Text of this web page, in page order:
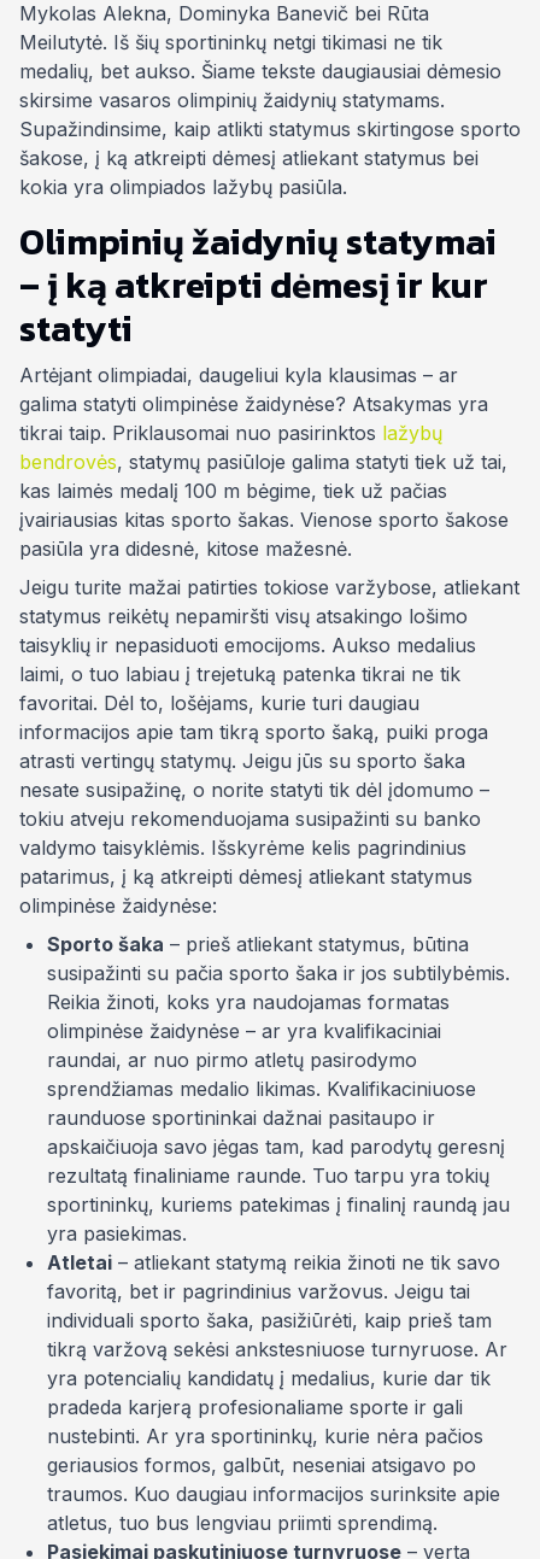
Mykolas Alekna, Dominyka Banevič bei Rūta
Meilutytė. Iš šių sportininkų netgi tikimasi ne tik
medalių, bet aukso. Šiame tekste daugiausiai dėmesio
skirsime vasaros olimpinių žaidynių statymams.
Supažindinsime, kaip atlikti statymus skirtingose sporto
šakose, į ką atkreipti dėmesį atliekant statymus bei
kokia yra olimpiados lažybų pasiūla.
Olimpinių žaidynių statymai
– į ką atkreipti dėmesį ir kur
statyti
Artėjant olimpiadai, daugeliui kyla klausimas – ar
galima statyti olimpinėse žaidynėse? Atsakymas yra
tikrai taip. Priklausomai nuo pasirinktos lažybų
bendrovės, statymų pasiūloje galima statyti tiek už tai,
kas laimės medalį 100 m bėgime, tiek už pačias
įvairiausias kitas sporto šakas. Vienose sporto šakose
pasiūla yra didesnė, kitose mažesnė.
Jeigu turite mažai patirties tokiose varžybose, atliekant
statymus reikėtų nepamiršti visų atsakingo lošimo
taisyklių ir nepasiduoti emocijoms. Aukso medalius
laimi, o tuo labiau į trejetuką patenka tikrai ne tik
favoritai. Dėl to, lošėjams, kurie turi daugiau
informacijos apie tam tikrą sporto šaką, puiki proga
atrasti vertingų statymų. Jeigu jūs su sporto šaka
nesate susipažinę, o norite statyti tik dėl įdomumo –
tokiu atveju rekomenduojama susipažinti su banko
valdymo taisyklėmis. Išskyrėme kelis pagrindinius
patarimus, į ką atkreipti dėmesį atliekant statymus
olimpinėse žaidynėse:
Sporto šaka – prieš atliekant statymus, būtina
susipažinti su pačia sporto šaka ir jos subtilybėmis.
Reikia žinoti, koks yra naudojamas formatas
olimpinėse žaidynėse – ar yra kvalifikaciniai
raundai, ar nuo pirmo atletų pasirodymo
sprendžiamas medalio likimas. Kvalifikaciniuose
raunduose sportininkai dažnai pasitaupo ir
apskaičiuoja savo jėgas tam, kad parodytų geresnį
rezultatą finaliniame raunde. Tuo tarpu yra tokių
sportininkų, kuriems patekimas į finalinį raundą jau
yra pasiekimas.
Atletai – atliekant statymą reikia žinoti ne tik savo
favoritą, bet ir pagrindinius varžovus. Jeigu tai
individuali sporto šaka, pasižiūrėti, kaip prieš tam
tikrą varžovą sekėsi ankstesniuose turnyruose. Ar
yra potencialių kandidatų į medalius, kurie dar tik
pradeda karjerą profesionaliame sporte ir gali
nustebinti. Ar yra sportininkų, kurie nėra pačios
geriausios formos, galbūt, neseniai atsigavo po
traumos. Kuo daugiau informacijos surinksite apie
atletus, tuo bus lengviau priimti sprendimą.
Pasiekimai paskutiniuose turnyruose – verta